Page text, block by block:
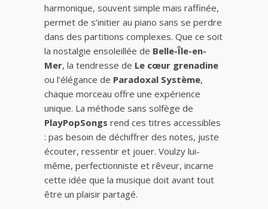
harmonique, souvent simple mais raffinée,
permet de s’initier au piano sans se perdre
dans des partitions complexes. Que ce soit
la nostalgie ensoleillée de Belle-Île-en-
Mer, la tendresse de Le cœur grenadine
ou l’élégance de Paradoxal Système,
chaque morceau offre une expérience
unique. La méthode sans solfège de
PlayPopSongs rend ces titres accessibles
: pas besoin de déchiffrer des notes, juste
écouter, ressentir et jouer. Voulzy lui-
même, perfectionniste et rêveur, incarne
cette idée que la musique doit avant tout
être un plaisir partagé.